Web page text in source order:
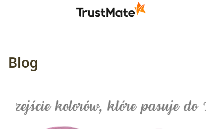
takich klientów. Z pozdrowieniami, obsługa
Blog